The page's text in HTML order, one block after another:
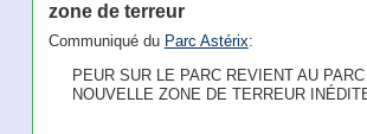
zone de terreur
Communiqué du Parc Astérix:
PEUR SUR LE PARC REVIENT AU
NOUVELLE ZONE DE TERREUR